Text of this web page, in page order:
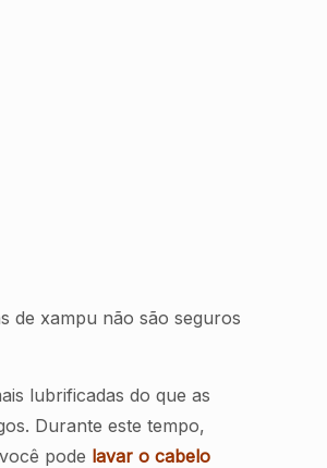
de xampu não são seguros
lubrificadas do que as
Durante este tempo,
pode lavar o cabelo